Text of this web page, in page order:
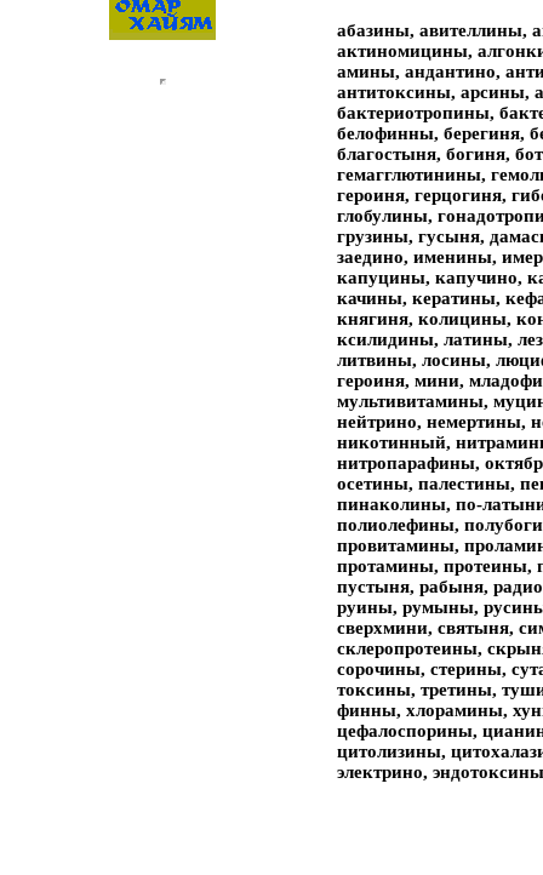
абазины, авителлины,
актиномицины,
амины, андантино,
антитоксины, арсины,
бактериотропины,
белофинны, берегиня,
благостыня, богиня,
гемагглютинины,
героиня, герцогиня,
глобулины,
грузины, гусыня,
заедино, именины,
капуцины, капучино,
качины, кератины,
княгиня, колицины,
ксилидины, латины,
литвины, лосины,
героиня, мини,
мультивитамины,
нейтрино, немертины,
никотинный,
нитропарафины,
осетины, палестины,
пинаколины, по-
полиолефины,
провитамины,
протамины, протеины,
пустыня, рабыня,
руины, румыны,
сверхмини, святыня,
склеропротеины,
сорочины, стерины,
токсины, третины,
финны, хлорамины,
цефалоспорины,
цитолизины,
электрино,